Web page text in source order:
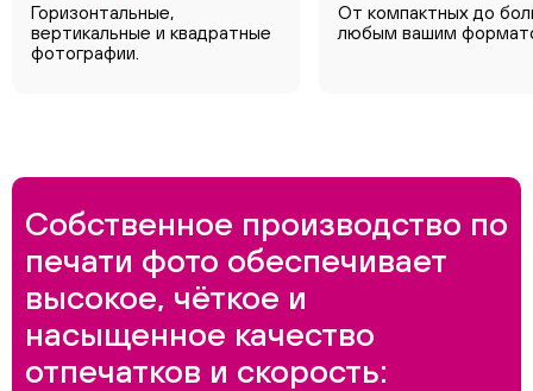
Горизонтальные,
вертикальные и квадратные
фотографии.
От компактных до
любым вашим
Собственное производство по
печати фото обеспечивает
высокое, чёткое и
насыщенное качество
отпечатков и скорость: